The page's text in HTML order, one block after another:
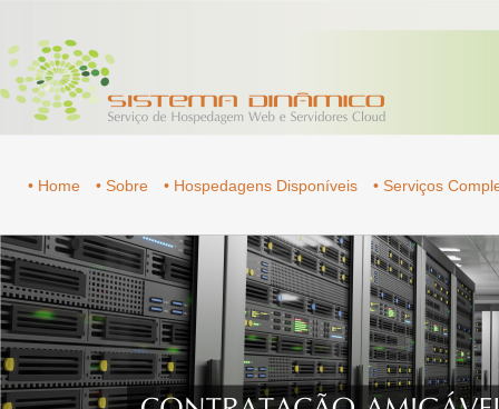
• Home • Sobre • Hospedagens Disponíveis • Serviços